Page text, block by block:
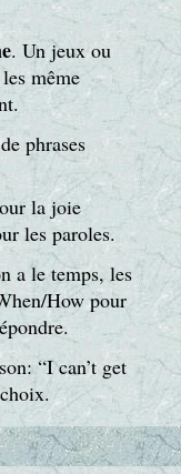
. Un jeux ou
même
phrases
la joie
les paroles.
a le temps, les
How pour
“I can’t get